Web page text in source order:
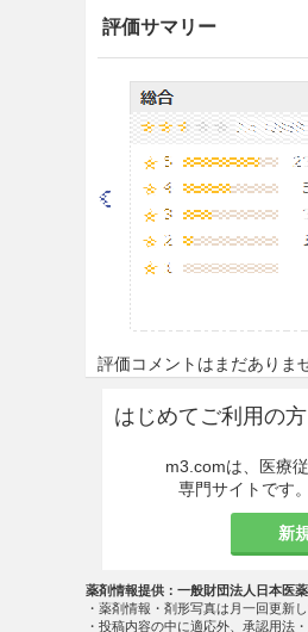
甲
等
糖
血
耳
脊椎
麻酔
使用
評価サマリー
評価コメントはまだありま
はじめてご利用の方
m3.comは、医療
専門サイトです
新
薬剤情報提供：一般財団法人日本医
・薬剤情報・剤形写真は月一回更新
・投稿内容の中に適応外、承認用法